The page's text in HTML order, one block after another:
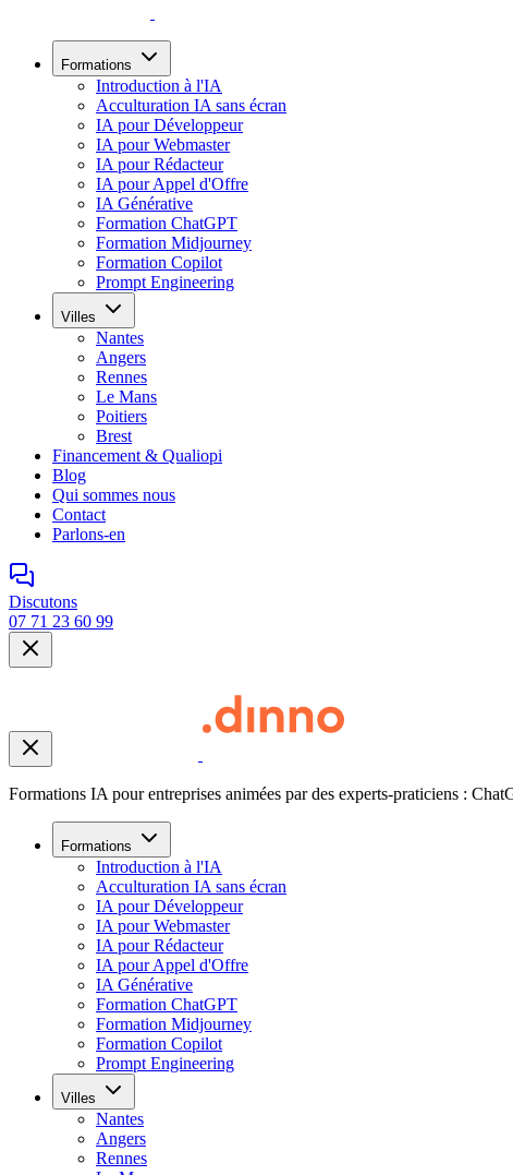
Formations
Introduction à l'IA
Acculturation IA sans écran
IA pour Développeur
IA pour Webmaster
IA pour Rédacteur
IA pour Appel d'Offre
IA Générative
Formation ChatGPT
Formation Midjourney
Formation Copilot
Prompt Engineering
Villes
Nantes
Angers
Rennes
Le Mans
Poitiers
Brest
Financement & Qualiopi
Blog
Qui sommes nous
Contact
Parlons-en
Discutons
07 71 23 60 99
Formations IA pour entreprises animées par des experts-praticiens :
Formations
Introduction à l'IA
Acculturation IA sans écran
IA pour Développeur
IA pour Webmaster
IA pour Rédacteur
IA pour Appel d'Offre
IA Générative
Formation ChatGPT
Formation Midjourney
Formation Copilot
Prompt Engineering
Villes
Nantes
Angers
Rennes